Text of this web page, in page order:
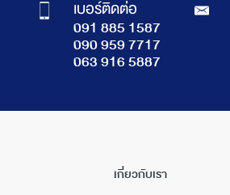
เบอร์ติดต่อ
091 885 1587
090 959 7717
063 916 5887
เกี่ยวกับเรา